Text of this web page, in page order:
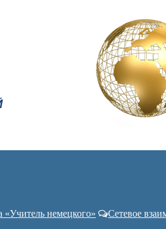
«Учитель немецкого» Сетевое